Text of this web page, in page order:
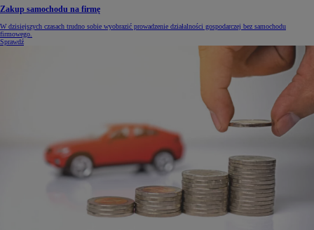
Zakup samochodu na firmę
W dzisiejszych czasach trudno sobie wyobrazić prowadzenie działalności gospodarczej bez samochodu
firmowego.
Sprawdź